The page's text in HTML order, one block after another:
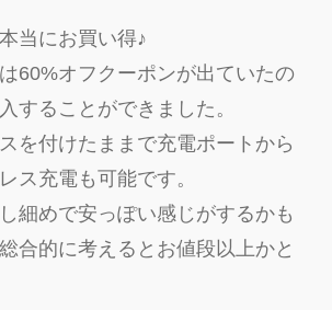
当にお買い得♪
60%オフクーポンが出ていたの
することができました。
を付けたままで充電ポートから
ス充電も可能です。
細めで安っぽい感じがするかも
合的に考えるとお値段以上かと